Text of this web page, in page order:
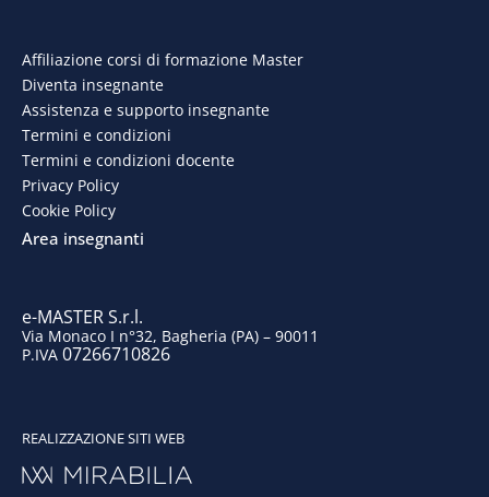
e
b
o
k
k
e
d
t
Affiliazione corsi di formazione Master
Diventa insegnante
Assistenza e supporto insegnante
Termini e condizioni
Termini e condizioni docente
Privacy Policy
Cookie Policy
Area insegnanti
e-MASTER S.r.l.
Via Monaco I n°32, Bagheria (PA) – 90011
P.IVA 07266710826
REALIZZAZIONE SITI WEB